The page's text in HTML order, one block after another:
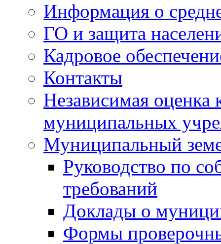
Информация о
ГО и защита
Кадровое
Контакты
Независимая оценка
муниципальных
Муниципальный
Руководство по
требований
Доклады о
Формы